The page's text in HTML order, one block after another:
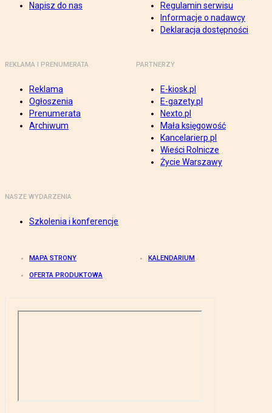
Napisz do nas
Regulamin serwisu
Informacje o nadawcy
Deklaracja dostępności
REKLAMA I PRENUMERATA
Reklama
Ogłoszenia
Prenumerata
Archiwum
PARTNERZY
E-kiosk.pl
E-gazety.pl
Nexto.pl
Mała księgowość
Kancelarierp.pl
Wieści Rolnicze
Życie Warszawy
NASZE WYDARZENIA
Szkolenia i konferencje
MAPA STRONY KALENDARIUM
OFERTA PRODUKTOWA